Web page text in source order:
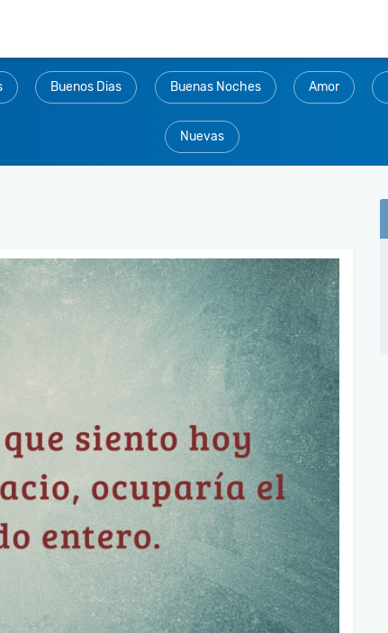
Buenos Dias Buenas Noches Amor
Nuevas